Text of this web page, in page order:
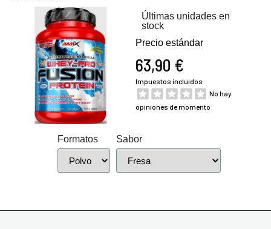
Últimas unidades en
stock
Precio estándar
63,90 €
Impuestos incluidos
No hay
opiniones de momento
Formatos Sabor